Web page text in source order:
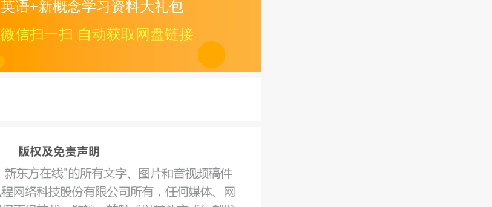
英语+新概念学习资料大礼包
微信扫一扫 自动获取网盘链接